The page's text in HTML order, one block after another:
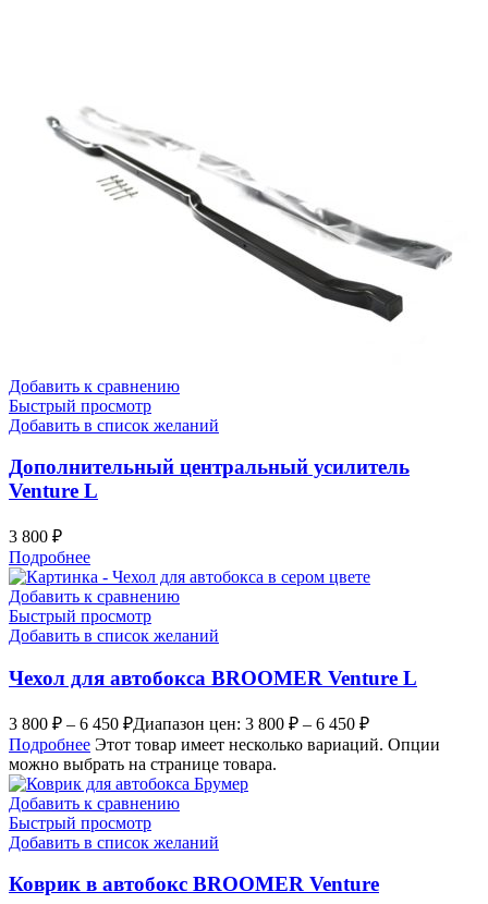
Добавить к сравнению
Быстрый просмотр
Добавить в список желаний
Дополнительный центральный усилитель
Venture L
3 800 ₽
Подробнее
Добавить к сравнению
Быстрый просмотр
Добавить в список желаний
Чехол для автобокса BROOMER Venture L
3 800 ₽ – 6 450 ₽Диапазон цен: 3 800 ₽ – 6 450 ₽
Подробнее Этот товар имеет несколько вариаций. Опции
можно выбрать на странице товара.
Добавить к сравнению
Быстрый просмотр
Добавить в список желаний
Коврик в автобокс BROOMER Venture